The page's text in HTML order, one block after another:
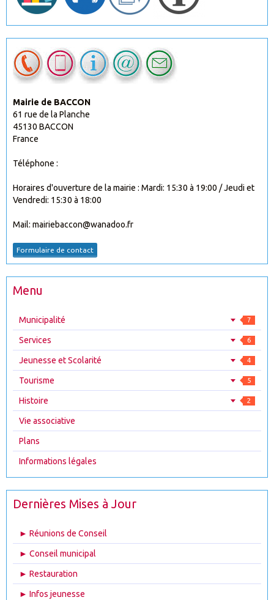
Mairie de BACCON
61 rue de la Planche
45130 BACCON
France
Téléphone :
Horaires d'ouverture de la mairie : Mardi: 15:30 à 19:00 / Jeudi et
Vendredi: 15:30 à 18:00
Mail: mairiebaccon@wanadoo.fr
Formulaire de contact
Menu
Municipalité 7
Services 6
Jeunesse et Scolarité 4
Tourisme 5
Histoire 2
Vie associative
Plans
Informations légales
Dernières Mises à Jour
► Réunions de Conseil
► Conseil municipal
► Restauration
► Infos jeunesse